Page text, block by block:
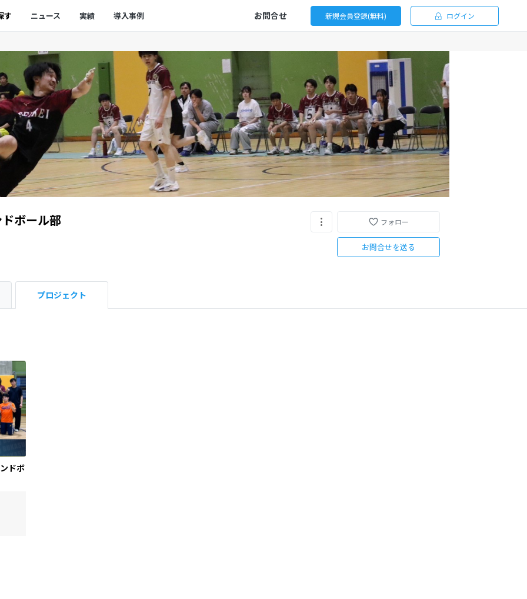
す ニュース 実績 導入事例 お問合せ 新規会員登録(無料) ログイン
ボール部 フォロー
お問合せを送る
プロジェクト
ドボ